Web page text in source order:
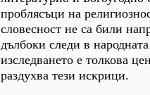
проблясъци на
словесност не са били
дълбоки следи в
изследването е толкова
раздухва тези искрици.